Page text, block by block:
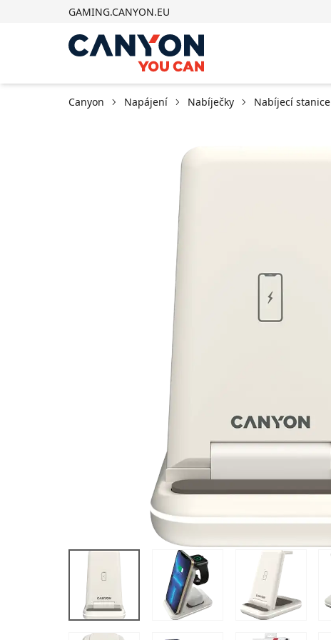
GAMING.CANYON.EU
Canyon Napájení Nabíječky Nabíjecí stanice